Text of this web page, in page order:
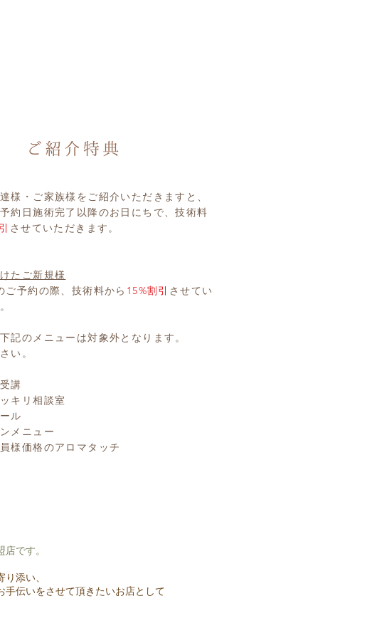
様・ご家族様をご紹介いただきますと、
約日施術完了以降のお日にちで、技術料
させていただきます。
たご新規様
ご予約の際、技術料から 15%割引
させてい
記のメニューは対象外となります。
い。
講
キリ相談室
ル
メニュー
様価格のアロマタッチ
店です。
添い、
伝いをさせて頂きたいお店として